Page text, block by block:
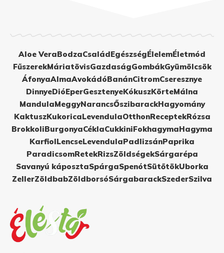
Aloe VeraBodzaCsaládEgészségÉlelemÉletmód
FűszerekMáriatövisGazdaságGombákGyümölcsök
ÁfonyaAlmaAvokádóBanánCitromCseresznye
DinnyeDióEperGesztenyeKókuszKörteMálna
MandulaMeggyNarancsŐszibarackHagyomány
KaktuszKukoricaLevendulaOtthonReceptekRózsa
BrokkoliBurgonyaCéklaCukkiniFokhagymaHagyma
KarfiolLencseLevendulaPadlizsánPaprika
ParadicsomRetekRizsZöldségekSárgarépa
Savanyú káposztaSpárgaSpenótSütőtökUborka
ZellerZöldbabZöldborsóSárgabarackSzederSzilva